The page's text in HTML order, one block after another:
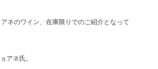
ネのワイン、在庫限りでのご紹介となって
アネ氏。